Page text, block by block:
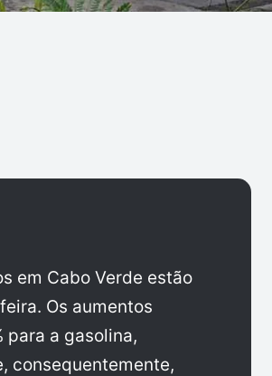
em Cabo Verde estão
Os aumentos
para a gasolina,
consequentemente,